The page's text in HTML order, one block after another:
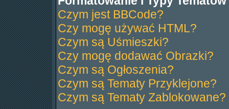
Czym jest BBCode?
Czy mogę używać HTML?
Czym są Uśmieszki?
Czy mogę dodawać Obrazki?
Czym są Ogłoszenia?
Czym są Tematy Przyklejone?
Czym są Tematy Zablokowane?